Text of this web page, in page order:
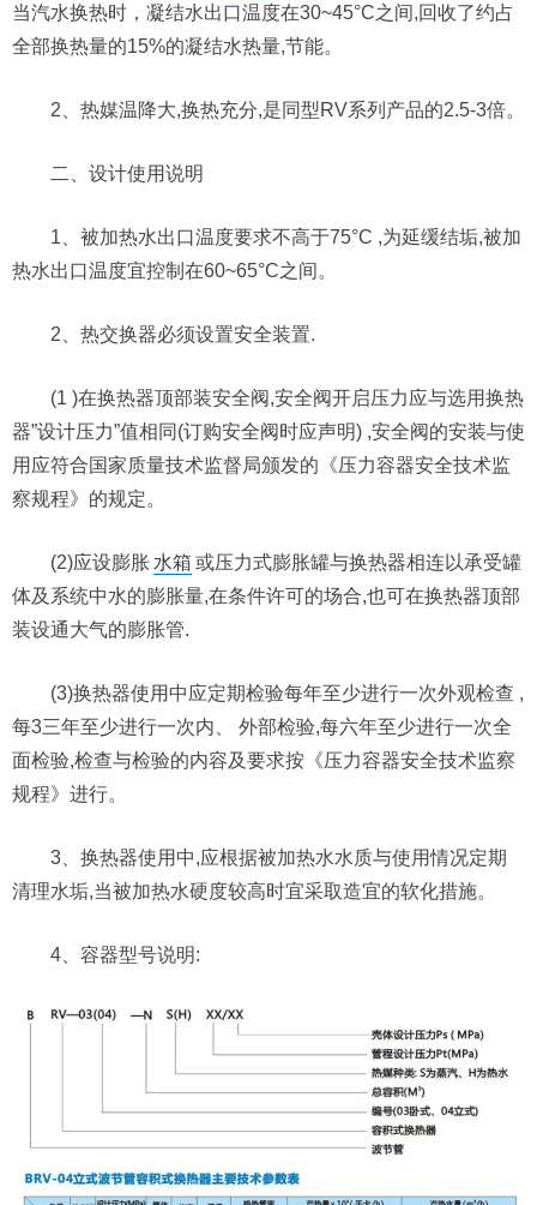
当汽水换热时，凝结水出口温度在30~45°C之间,回收了约占
全部换热量的15%的凝结水热量,节能。
2、热媒温降大,换热充分,是同型RV系列产品的2.5-3倍。
二、设计使用说明
1、被加热水出口温度要求不高于75°C ,为延缓结垢,被加
热水出口温度宜控制在60~65°C之间。
2、热交换器必须设置安全装置.
(1 )在换热器顶部装安全阀,安全阀开启压力应与选用换热
器”设计压力”值相同(订购安全阀时应声明) ,安全阀的安装与使
用应符合国家质量技术监督局颁发的《压力容器安全技术监
察规程》的规定。
(2)应设膨胀 水箱 或压力式膨胀罐与换热器相连以承受罐
体及系统中水的膨胀量,在条件许可的场合,也可在换热器顶部
装设通大气的膨胀管.
(3)换热器使用中应定期检验每年至少进行一次外观检查 ,
每3三年至少进行一次内、 外部检验,每六年至少进行一次全
面检验,检查与检验的内容及要求按《压力容器安全技术监察
规程》进行。
3、换热器使用中,应根据被加热水水质与使用情况定期
清理水垢,当被加热水硬度较高时宜采取造宜的软化措施。
4、容器型号说明: